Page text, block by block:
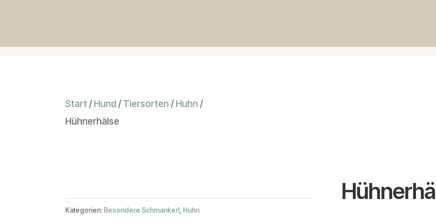
Start / Hund / Tiersorten / Huhn /
Hühnerhälse
Kategorien: Besondere Schmankerl Huhn